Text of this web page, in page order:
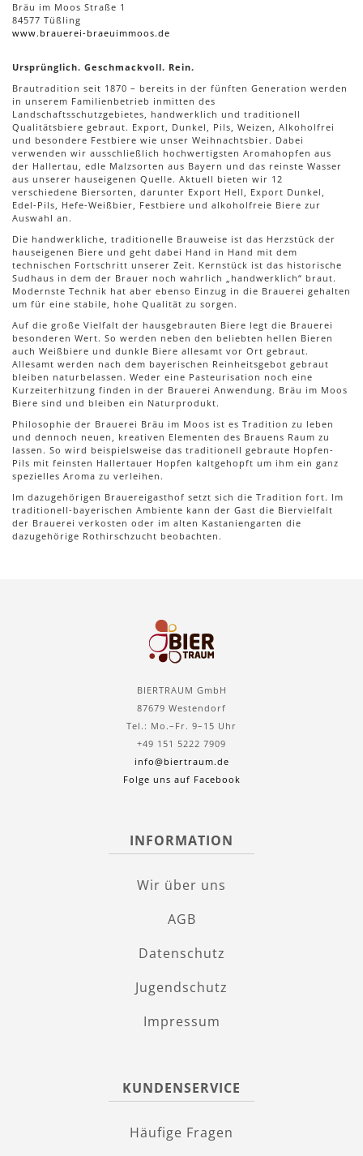
Bräu im Moos Straße 1
84577 Tüßling
www.brauerei-braeuimmoos.de
Ursprünglich. Geschmackvoll. Rein.
Brautradition seit 1870 – bereits in der fünften Generation werden
in unserem Familienbetrieb inmitten des
Landschaftsschutzgebietes, handwerklich und traditionell
Qualitätsbiere gebraut. Export, Dunkel, Pils, Weizen, Alkoholfrei
und besondere Festbiere wie unser Weihnachtsbier. Dabei
verwenden wir ausschließlich hochwertigsten Aromahopfen aus
der Hallertau, edle Malzsorten aus Bayern und das reinste Wasser
aus unserer hauseigenen Quelle. Aktuell bieten wir 12
verschiedene Biersorten, darunter Export Hell, Export Dunkel,
Edel-Pils, Hefe-Weißbier, Festbiere und alkoholfreie Biere zur
Auswahl an.
Die handwerkliche, traditionelle Brauweise ist das Herzstück der
hauseigenen Biere und geht dabei Hand in Hand mit dem
technischen Fortschritt unserer Zeit. Kernstück ist das historische
Sudhaus in dem der Brauer noch wahrlich „handwerklich“ braut.
Modernste Technik hat aber ebenso Einzug in die Brauerei gehalten
um für eine stabile, hohe Qualität zu sorgen.
Auf die große Vielfalt der hausgebrauten Biere legt die Brauerei
besonderen Wert. So werden neben den beliebten hellen Bieren
auch Weißbiere und dunkle Biere allesamt vor Ort gebraut.
Allesamt werden nach dem bayerischen Reinheitsgebot gebraut
bleiben naturbelassen. Weder eine Pasteurisation noch eine
Kurzeiterhitzung finden in der Brauerei Anwendung. Bräu im Moos
Biere sind und bleiben ein Naturprodukt.
Philosophie der Brauerei Bräu im Moos ist es Tradition zu leben
und dennoch neuen, kreativen Elementen des Brauens Raum zu
lassen. So wird beispielsweise das traditionell gebraute Hopfen-
Pils mit feinsten Hallertauer Hopfen kaltgehopft um ihm ein ganz
spezielles Aroma zu verleihen.
Im dazugehörigen Brauereigasthof setzt sich die Tradition fort. Im
traditionell-bayerischen Ambiente kann der Gast die Biervielfalt
der Brauerei verkosten oder im alten Kastaniengarten die
dazugehörige Rothirschzucht beobachten.
BIERTRAUM GmbH
87679 Westendorf
Tel.: Mo.–Fr. 9–15 Uhr
+49 151 5222 7909
info@biertraum.de
Folge uns auf Facebook
INFORMATION
Wir über uns
AGB
Datenschutz
Jugendschutz
Impressum
KUNDENSERVICE
Häufige Fragen